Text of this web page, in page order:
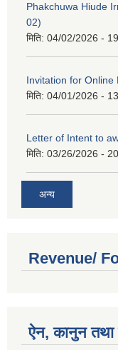
Phakchuwa Hiude
02)
मिति: 04/02/2026 -
Invitation for Online
मिति: 04/01/2026 -
Letter of Intent to
मिति: 03/26/2026 -
अन्य
Revenue/
ऐन, कानुन तथा